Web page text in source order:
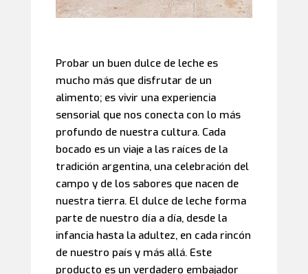
Probar un buen dulce de leche es
mucho más que disfrutar de un
alimento; es vivir una experiencia
sensorial que nos conecta con lo más
profundo de nuestra cultura. Cada
bocado es un viaje a las raíces de la
tradición argentina, una celebración del
campo y de los sabores que nacen de
nuestra tierra. El dulce de leche forma
parte de nuestro día a día, desde la
infancia hasta la adultez, en cada rincón
de nuestro país y más allá. Este
producto es un verdadero embajador